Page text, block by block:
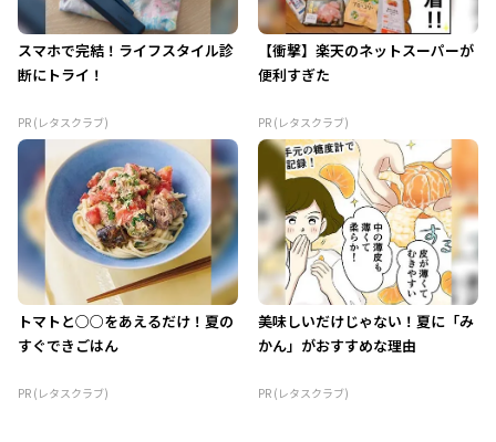
スマホで完結！ライフスタイル診
断にトライ！
PR (レタスクラブ)
【衝撃】楽天のネットスーパーが
便利すぎた
PR (レタスクラブ)
トマトと○○をあえるだけ！夏の
すぐできごはん
PR (レタスクラブ)
美味しいだけじゃない！夏に「み
かん」がおすすめな理由
PR (レタスクラブ)